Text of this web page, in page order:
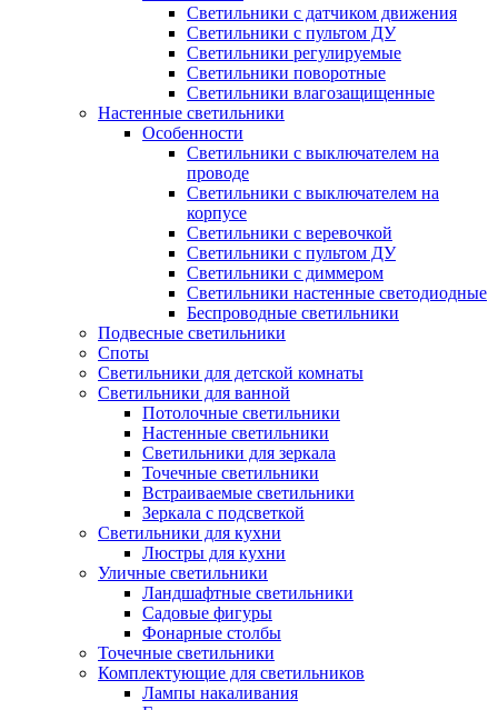
Светильники с датчиком движения
Светильники с пультом ДУ
Светильники регулируемые
Светильники поворотные
Светильники влагозащищенные
Настенные светильники
Особенности
Светильники с выключателем на
проводе
Светильники с выключателем на
корпусе
Светильники с веревочкой
Светильники с пультом ДУ
Светильники с диммером
Светильники настенные светодиодные
Беспроводные светильники
Подвесные светильники
Споты
Светильники для детской комнаты
Светильники для ванной
Потолочные светильники
Настенные светильники
Светильники для зеркала
Точечные светильники
Встраиваемые светильники
Зеркала с подсветкой
Светильники для кухни
Люстры для кухни
Уличные светильники
Ландшафтные светильники
Садовые фигуры
Фонарные столбы
Точечные светильники
Комплектующие для светильников
Лампы накаливания